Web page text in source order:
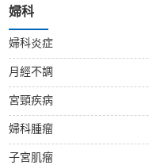
婦科
婦科炎症
月經不調
宮頸疾病
婦科腫瘤
子宮肌瘤